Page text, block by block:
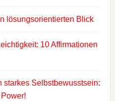
lösungsorientierten Blick
10 Affirmationen
starkes Selbstbewusstsein: